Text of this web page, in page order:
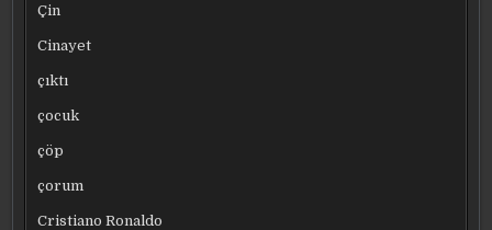
Çin
Cinayet
çıktı
çocuk
çöp
çorum
Cristiano Ronaldo